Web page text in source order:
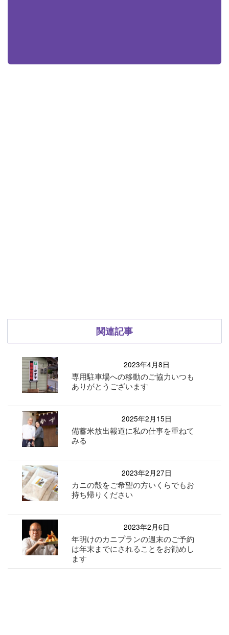
関連記事
2023年4月8日
専用駐車場への移動のご協力いつも
ありがとうございます
2025年2月15日
備蓄米放出報道に私の仕事を重ねて
みる
2023年2月27日
カニの殻をご希望の方いくらでもお
持ち帰りください
2023年2月6日
年明けのカニプランの週末のご予約
は年末までにされることをお勧めし
ます